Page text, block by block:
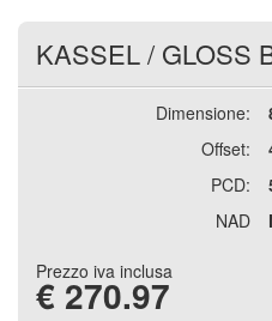
KASSEL/ GLOSS
Dimensione:
Offset:
PCD:
NAD
Prezzo iva inclusa
€ 270.97